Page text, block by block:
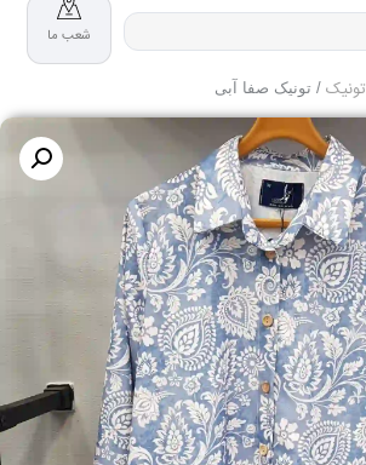
شعب ما
تونیک / تونیک صفا آبی